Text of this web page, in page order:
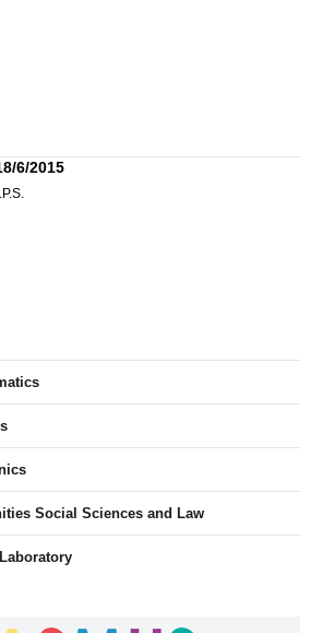
6/2015
Social Sciences and Law